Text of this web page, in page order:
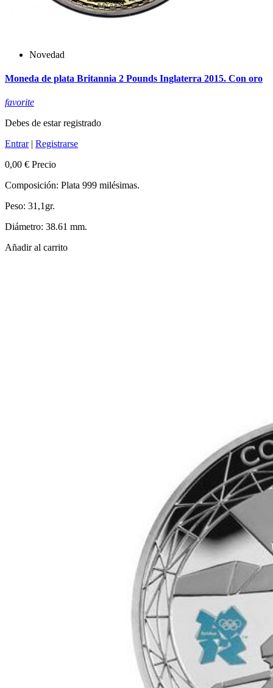
Novedad
Moneda de plata Britannia 2 Pounds Inglaterra 2015. Con oro
favorite
Debes de estar registrado
Entrar| Registrarse
0,00 € Precio
Composición: Plata 999 milésimas.
Peso: 31,1gr.
Diámetro: 38.61 mm.
Añadir al carrito